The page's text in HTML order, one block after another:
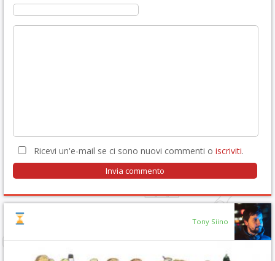
Ricevi un'e-mail se ci sono nuovi commenti o iscriviti.
Tony Siino